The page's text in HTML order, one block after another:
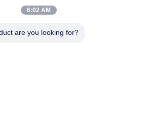
पाएं
6:02 AM
are you looking for?